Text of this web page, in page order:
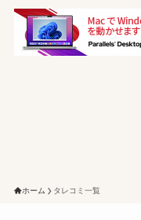
リ
ー
ホーム タレコミ一覧